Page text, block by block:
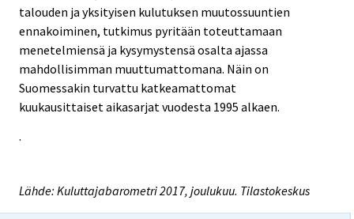
talouden ja yksityisen kulutuksen muutossuuntien
ennakoiminen, tutkimus pyritään toteuttamaan
menetelmiensä ja kysymystensä osalta ajassa
mahdollisimman muuttumattomana. Näin on
Suomessakin turvattu katkeamattomat
kuukausittaiset aikasarjat vuodesta 1995 alkaen.
.
Lähde: Kuluttajabarometri 2017, joulukuu. Tilastokeskus